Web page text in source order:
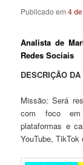
Publicado em4
Analista de
Redes Sociais
DESCRIÇÃO
Missão: Será
com foco em
plataformas e
YouTube, TikTok